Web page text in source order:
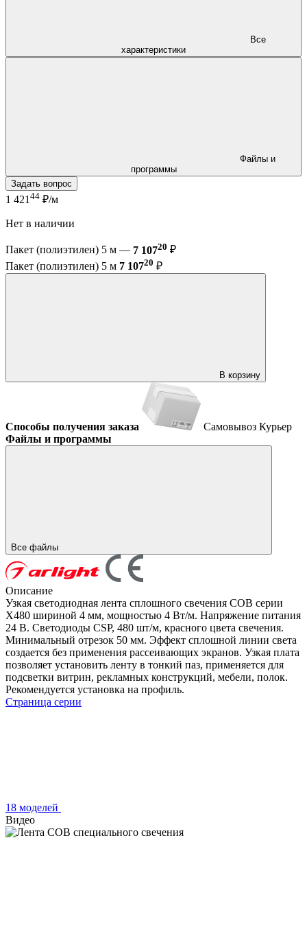
характеристики
программы
Задать вопрос
1 421 44 ₽/м
Нет в наличии
Пакет (полиэтилен) 5 м — 7 10720 ₽
Пакет (полиэтилен) 5 м 7 10720 ₽
В корзину
Способы получения заказа Самовывоз Курьер
Файлы и программы
Все файлы
Описание
Узкая светодиодная лента сплошного свечения COB серии
X480 шириной 4 мм, мощностью 4 Вт/м. Напряжение питания
24 В. Светодиоды CSP, 480 шт/м, красного цвета свечения.
Минимальный отрезок 50 мм. Эффект сплошной линии света
создается без применения рассеивающих экранов. Узкая плата
позволяет установить ленту в тонкий паз, применяется для
подсветки витрин, рекламных конструкций, мебели, полок.
Рекомендуется установка на профиль.
Страница серии
18 моделей
Видео